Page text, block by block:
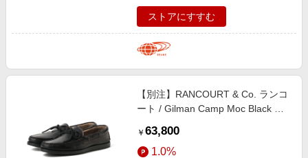
スポーツ・アウトドア・ゴルフ
旅行・レジャー・ホテル予約
金融・マネー・保険
デジタルコンテンツ
お中元特集2026
Apple公式サイト×楽天カード分割払い
Qoo10メガポ
ストアにすすむ
【別注】RANCOURT & Co. ランコ
ート / Gilman Camp Moc Black シ
￥ 63,800
1.0%